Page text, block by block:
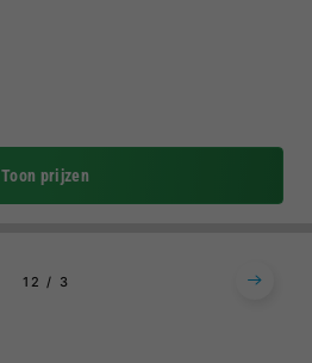
Toon prijzen
1 2 3